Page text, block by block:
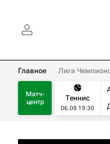
Главное Лига
Матч-
центр
Теннис
06.08 19:30